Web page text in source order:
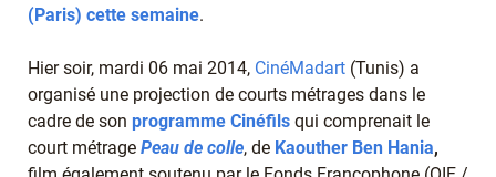
(Paris) cette semaine.
Hier soir, mardi 06 mai 2014, CinéMadart (Tunis) a
organisé une projection de courts métrages dans le
cadre de son programme Cinéfils qui comprenait le
court métrage Peau de colle, de Kaouther Ben Hania,